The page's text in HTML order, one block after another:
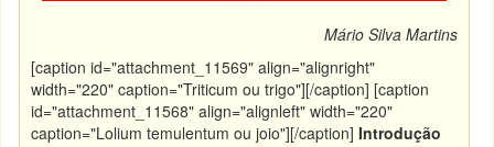
Mário Silva Martins
[caption id="attachment_11569" align="alignright"
width="220" caption="Triticum ou trigo"][/caption] [caption
id="attachment_11568" align="alignleft" width="220"
caption="Lolium temulentum ou joio"][/caption]Introdução